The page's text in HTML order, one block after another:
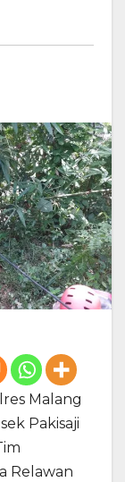
Malang
Pakisaji
Relawan